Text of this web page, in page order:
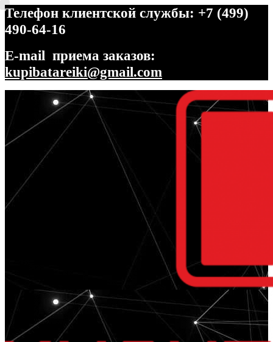
Телефон клиентской службы: +7 (499)
490-64-16
E-mail приема заказов:
kupibatareiki@gmail.com
Перейти
навигации
Перейти
содержимому